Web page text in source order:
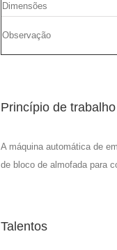
Dimensões
Observação
Princípio de trabalho
A máquina automática de
de bloco de almofada para
Talentos